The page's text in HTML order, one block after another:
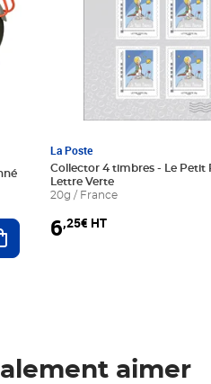
Ajouter au panier
La Poste
Collector 4 timbres - Le Petit
Lettre Verte
20g / France
6,25€ HT
aimer